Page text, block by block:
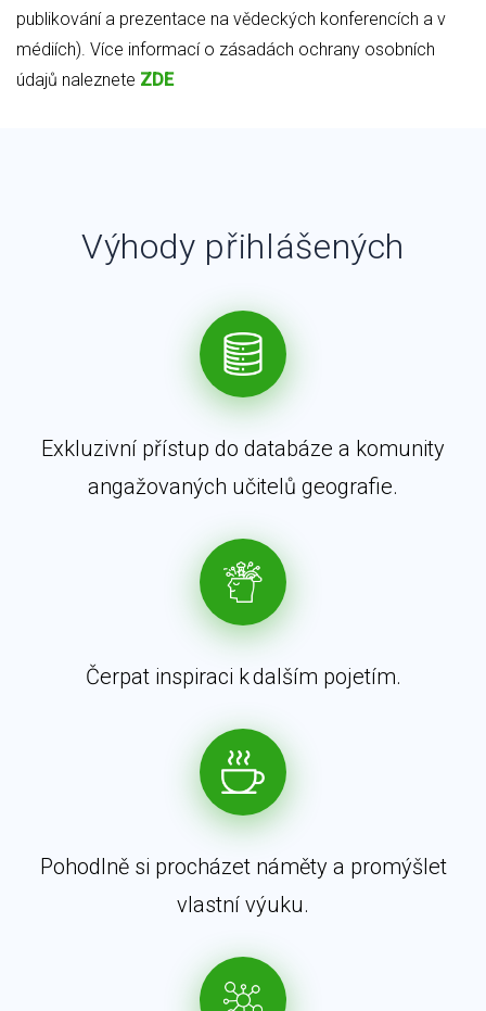
publikování a prezentace na vědeckých konferencích a v
médiích). Více informací o zásadách ochrany osobních
údajů naleznete ZDE
Výhody přihlášených
Exkluzivní přístup do databáze a komunity
angažovaných učitelů geografie.
Čerpat inspiraci k dalším pojetím.
Pohodlně si procházet náměty a promýšlet
vlastní výuku.